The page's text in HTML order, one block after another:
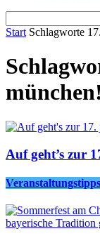
Start Schlagworte
münchen!
Auf geht’s zur
Veranstaltungstipps